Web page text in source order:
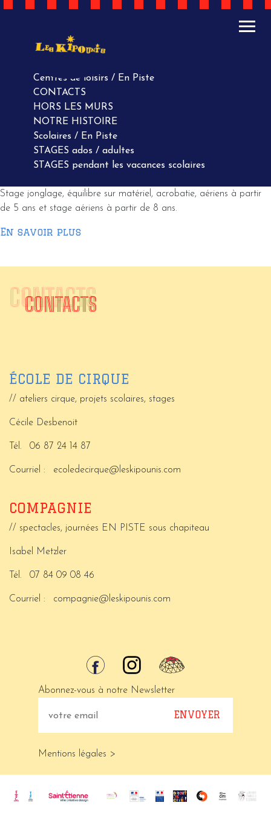
ACTUALITÉS
AGENDA
Centres de loisirs / En Piste
CONTACTS
HORS LES MURS
NOTRE HISTOIRE
Scolaires / En Piste
STAGES ados / adultes
STAGES pendant les vacances scolaires
Stage jonglage, équilibre sur matériel, acrobatie, aériens à partir
de 5 ans et stage aériens à partir de 8 ans.
En savoir plus
CONTACTS
CONTACTS
ÉCOLE DE CIRQUE
// ateliers cirque, projets scolaires, stages
Cécile Desbenoit
Tél. 06 87 24 14 87
Courriel : ecoledecirque@leskipounis.com
COMPAGNIE
// spectacles, journées EN PISTE sous chapiteau
Isabel Metzler
Tél. 07 84 09 08 46
Courriel : compagnie@leskipounis.com
Abonnez-vous à notre Newsletter
Mentions légales >